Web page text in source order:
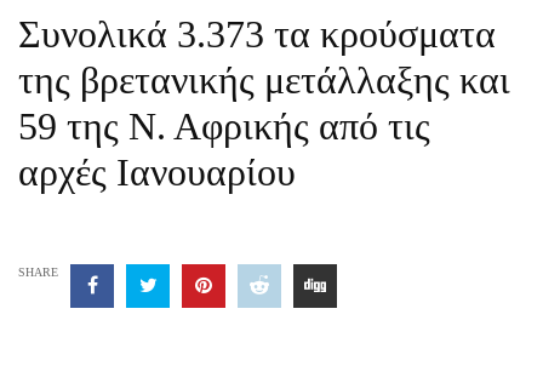
Συνολικά 3.373 τα κρούσματα
της βρετανικής μετάλλαξης και
59 της Ν. Αφρικής από τις
αρχές Ιανουαρίου
SHARE